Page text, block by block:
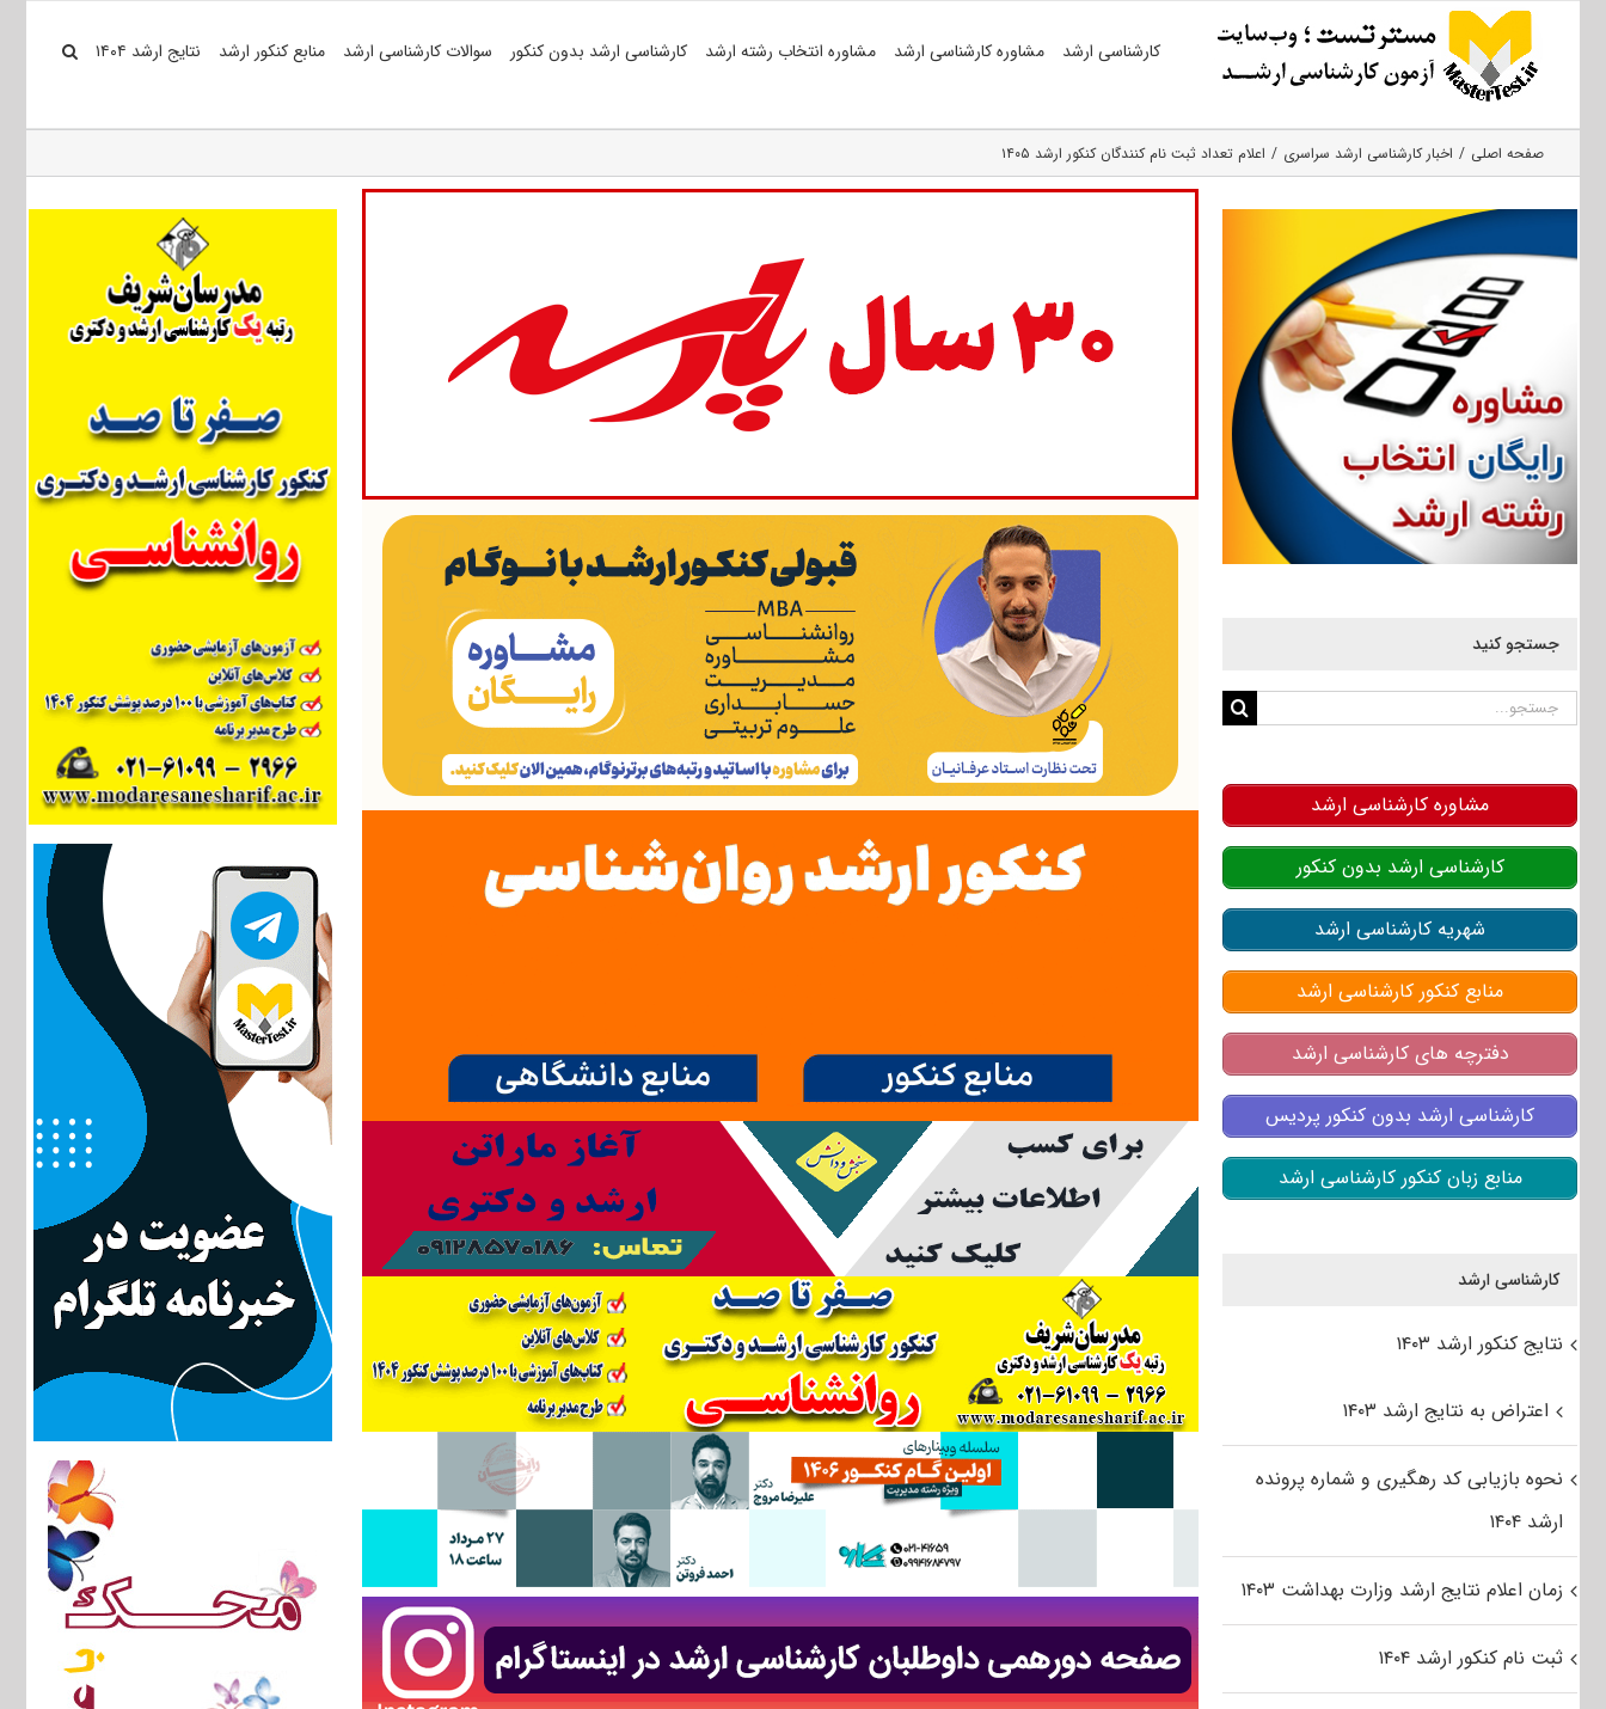
کارشناسی ارشد مشاوره کارشناسی ارشد مشاوره انتخاب رشته ارشد کارشناسی ارشد بدون کنکور سوالات کارشناسی ارشد منابع کنکور ارشد نتایج ارشد ۱۴۰۴
صفحه اصلی اخبار کارشناسی ارشد سراسری اعلام تعداد ثبت نام کنندگان کنکور ارشد ۱۴۰۵
جستجو کنید
جستجو
مشاوره کارشناسی ارشد
کارشناسی ارشد بدون کنکور
شهریه کارشناسی ارشد
منابع کنکور کارشناسی ارشد
دفترچه های کارشناسی ارشد
کارشناسی ارشد بدون کنکور پردیس
منابع زبان کنکور کارشناسی ارشد
کارشناسی ارشد
نتایج کنکور ارشد ۱۴۰۳
اعتراض به نتایج ارشد ۱۴۰۳
نحوه بازیابی کد رهگیری و شماره پرونده
ارشد ۱۴۰۴
زمان اعلام نتایج ارشد وزارت بهداشت ۱۴۰۳
ثبت نام کنکور ارشد ۱۴۰۴